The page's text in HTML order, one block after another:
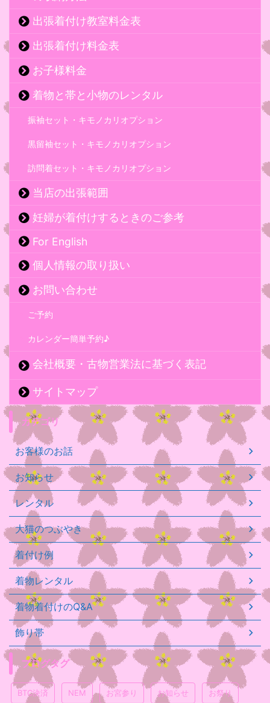
出張着付け教室料金表
出張着付け料金表
お子様料金
着物と帯と小物のレンタル
振袖セット・キモノカリオプション
黒留袖セット・キモノカリオプション
訪問着セット・キモノカリオプション
当店の出張範囲
妊婦が着付けするときのご参考
For English
個人情報の取り扱い
お問い合わせ
ご予約
カレンダー簡単予約♪
会社概要・古物営業法に基づく表記
サイトマップ
カテゴリ
お客様のお話
お知らせ
レンタル
大猫のつぶやき
着付け例
着物レンタル
着物着付けのQ&A
飾り帯
ブログタグ
BTC決済 NEM お宮参り お知らせ お祭り